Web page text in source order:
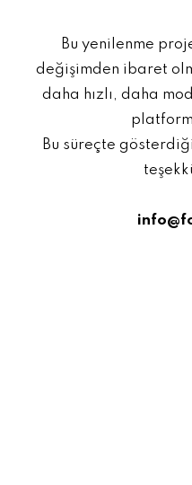
Bu yenilenme
değişimden ibaret
daha hızlı, daha
platform
Bu süreçte